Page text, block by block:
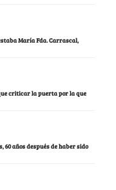
María Fda. Carrascal,
criticar la puerta por la que
años después de haber sido